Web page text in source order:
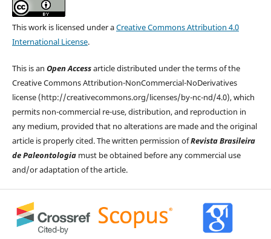
This work is licensed under aCreative Commons Attribution 4.0
International License.
This is an Open Accessarticle distributed under the terms of the
Creative Commons Attribution-NonCommercial-NoDerivatives
license (http://creativecommons.org/licenses/by-nc-nd/4.0), which
permits non-commercial re-use, distribution, and reproduction in
any medium, provided that no alterations are made and the original
article is properly cited. The written permission ofRevista Brasileira
de Paleontologiamust be obtained before any commercial use
and/or adaptation of the article.